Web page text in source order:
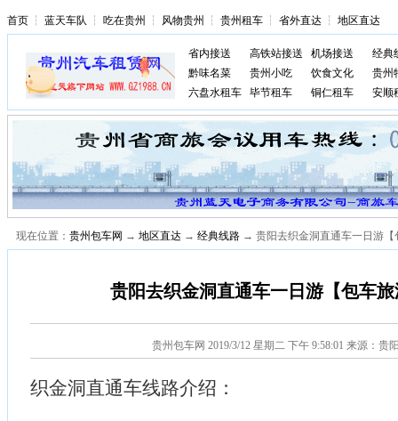
首页 ┆ 蓝天车队 ┆ 吃在贵州 ┆ 风物贵州 ┆ 贵州租车 ┆ 省外直达 ┆ 地区直达
省内接送 高铁站接送 机场接送
经典
黔味名菜
贵州小吃 饮食文化
贵州
六盘水租车
毕节租车 铜仁租车 安顺
现在位置： 贵州包车网 → 地区直达 → 经典线路 → 贵阳去织金洞直通车一日游【
贵阳去织金洞直通车一日游【包车
贵州包车网 2019/3/12 星期二 下午 9:58:01 来源：贵
织金洞直通车线路介绍：